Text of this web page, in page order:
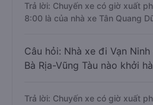
Trả lời: Chuyến xe có giờ xuất
8:00 là của nhà xe Tân Quang
Câu hỏi: Nhà xe đi Vạn
Bà Rịa-Vũng Tàu nào khởi
Trả lời: Chuyến xe có giờ xuất